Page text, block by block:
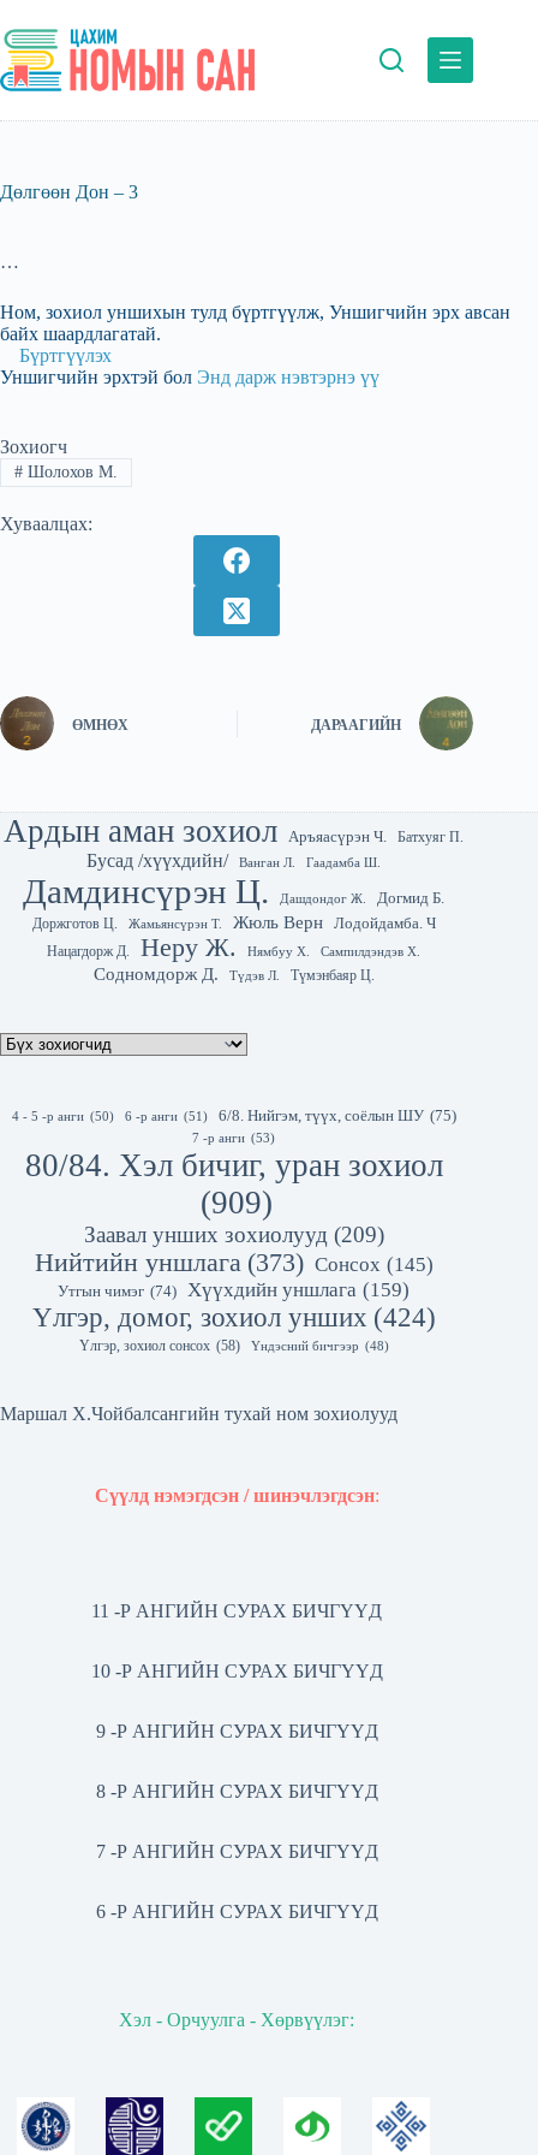
to
content
Дөлгөөн Дон – 3
…
Ном, зохиол уншихын тулд бүртгүүлж, Уншигчийн эрх авсан
байх шаардлагатай.
Бүртгүүлэх
Уншигчийн эрхтэй бол Энд дарж нэвтэрнэ үү
Зохиогч
#Шолохов М.
Хуваалцах:
ӨМНӨХ ДАРААГИЙН
Ардын аман зохиол Аръяасүрэн Ч. Батхуяг П.
Бусад /хүүхдийн/ Ванган Л. Гаадамба Ш.
Дамдинсүрэн Ц. Дашдондог Ж.
Догмид Б.
Доржготов Ц.
Жамьянсүрэн Т. Жюль Верн Лодойдамба. Ч
Нацагдорж Д. Неру Ж. Нямбуу Х. Сампилдэндэв Х.
Содномдорж Д. Түдэв Л. Түмэнбаяр Ц.
4 - 5 -р анги (50) 6 -р анги (51) 6/8. Нийгэм, түүх, соёлын ШУ (75)
7 -р анги (53)
80/84. Хэл бичиг, уран зохиол
(909)
Заавал унших зохиолууд (209)
Нийтийн уншлага (373) Сонсох (145)
Утгын чимэг (74) Хүүхдийн уншлага (159)
Үлгэр, домог, зохиол унших (424)
Үлгэр, зохиол сонсох (58) Үндэсний бичгээр (48)
Маршал Х.Чойбалсангийн тухай ном зохиолууд
Сүүлд нэмэгдсэн / шинэчлэгдсэн:
11 -Р АНГИЙН СУРАХ БИЧГҮҮД
10 -Р АНГИЙН СУРАХ БИЧГҮҮД
9 -Р АНГИЙН СУРАХ БИЧГҮҮД
8 -Р АНГИЙН СУРАХ БИЧГҮҮД
7 -Р АНГИЙН СУРАХ БИЧГҮҮД
6 -Р АНГИЙН СУРАХ БИЧГҮҮД
Хэл - Орчуулга - Хөрвүүлэг: